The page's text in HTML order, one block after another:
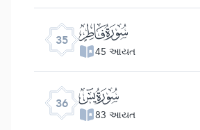
35 ﮯ
45 આયત
36 ﮰ
83 આયત